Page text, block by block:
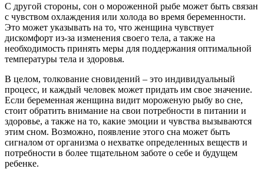
С другой стороны, сон о мороженной рыбе может быть связан
с чувством охлаждения или холода во время беременности.
Это может указывать на то, что женщина чувствует
дискомфорт из-за изменения своего тела, а также на
необходимость принять меры для поддержания оптимальной
температуры тела и здоровья.
В целом, толкование сновидений – это индивидуальный
процесс, и каждый человек может придать им свое значение.
Если беременная женщина видит мороженую рыбу во сне,
стоит обратить внимание на свои потребности в питании и
здоровье, а также на то, какие эмоции и чувства вызываются
этим сном. Возможно, появление этого сна может быть
сигналом от организма о нехватке определенных веществ и
потребности в более тщательном заботе о себе и будущем
ребенке.